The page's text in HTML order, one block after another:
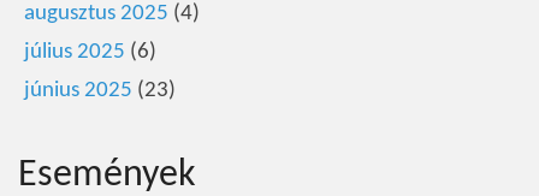
augusztus 2025 (4)
július 2025 (6)
június 2025 (23)
Események